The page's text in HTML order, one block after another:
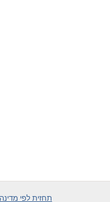
תחזית לפי מדינה